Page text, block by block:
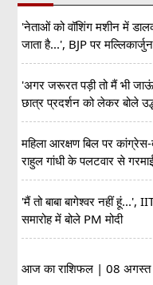
'नेताओं को वॉशिंग मशीन में
जाता है...', BJP पर
'अगर जरूरत पड़ी तो मैं भी
छात्र प्रदर्शन को लेकर बोले
महिला आरक्षण बिल पर
राहुल गांधी के पलटवार से
'मैं तो बाबा बागेश्वर नहीं हूं...',
समारोह में बोले PM मोदी
आज का राशिफल | 08 अगस्त